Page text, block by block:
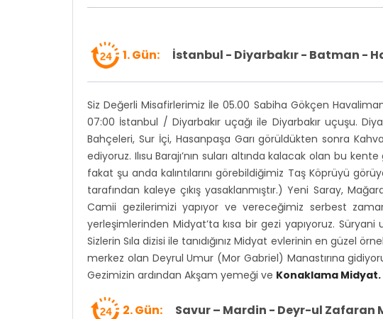
1. Gün: İstanbul - Diyarbakır - Batman -
Siz Değerli Misafirlerimiz İle 05.00 Sabiha Gökçen
07:00 İstanbul / Diyarbakır uçağı ile Diyarbakır uçuşu.
Bahçeleri, Sur İçi, Hasanpaşa Garı görüldükten sonra
ediyoruz. Ilısu Barajı’nın suları altında kalacak olan bu
fakat şu anda kalıntılarını görebildiğimiz Taş Köprüyü
tarafından kaleye çıkış yasaklanmıştır.) Yeni Saray,
Camii gezilerimizi yapıyor ve vereceğimiz serbest
yerleşimlerinden Midyat’ta kısa bir gezi yapıyoruz. Süryani
Sizlerin Sıla dizisi ile tanıdığınız Midyat evlerinin en güzel
merkez olan Deyrul Umur (Mor Gabriel) Manastırına
Gezimizin ardından Akşam yemeği ve Konaklama Midyat.
2. Gün: Savur – Mardin - Deyr-ul Zafaran